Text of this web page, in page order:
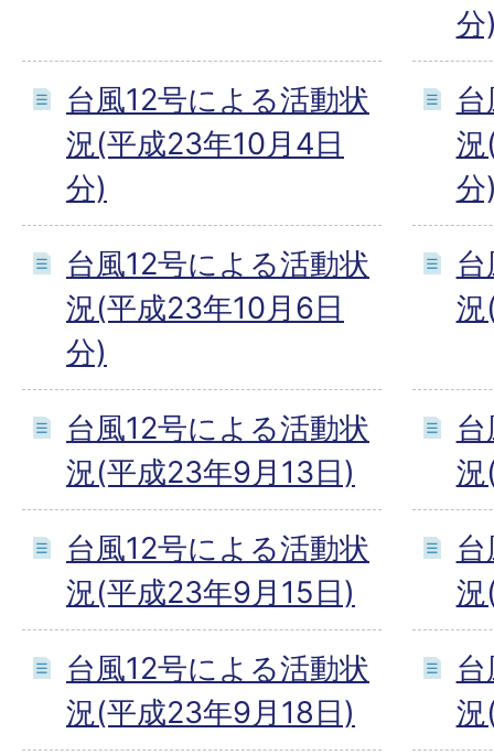
分
台風12号による活動状
況(平成23年10月4日
分)
況
分
台風12号による活動状
況(平成23年10月6日
分)
況
台風12号による活動状
況(平成23年9月13日)
況
台風12号による活動状
況(平成23年9月15日)
況
台風12号による活動状
況(平成23年9月18日)